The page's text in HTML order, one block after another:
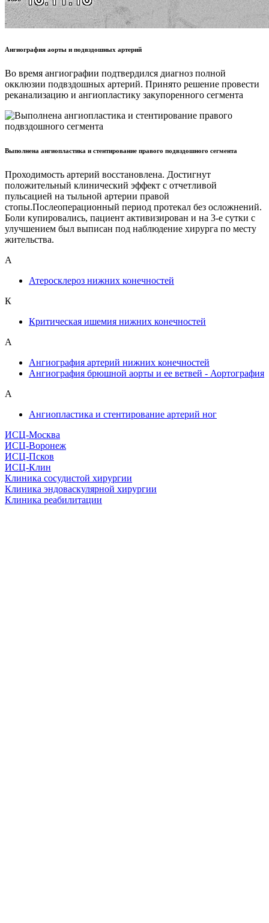
Ангиография аорты и подвздошных артерий
Во время ангиографии подтвердился диагноз полной
окклюзии подвздошных артерий. Принято решение провести
реканализацию и ангиопластику закупоренного сегмента
Выполнена ангиопластика и стентирование правого подвздошного сегмента
Проходимость артерий восстановлена. Достигнут
положительный клинический эффект с отчетливой
пульсацией на тыльной артерии правой
стопы.Послеоперационный период протекал без осложнений.
Боли купировались, пациент активизирован и на 3-е сутки с
улучшением был выписан под наблюдение хирурга по месту
жительства.
А
Атеросклероз нижних конечностей
К
Критическая ишемия нижних конечностей
А
Ангиография артерий нижних конечностей
Ангиография брюшной аорты и ее ветвей - Аортография
А
Ангиопластика и стентирование артерий ног
ИСЦ-Москва
ИСЦ-Воронеж
ИСЦ-Псков
ИСЦ-Клин
Клиника сосудистой хирургии
Клиника эндоваскулярной хирургии
Клиника реабилитации